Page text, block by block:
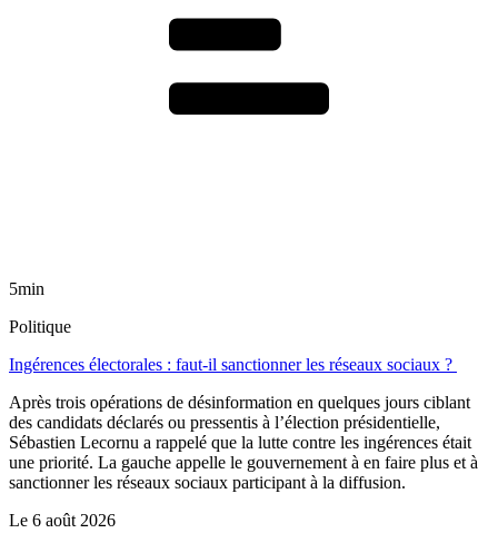
5min
Politique
Ingérences électorales : faut-il sanctionner les réseaux sociaux ?
Après trois opérations de désinformation en quelques jours ciblant
des candidats déclarés ou pressentis à l’élection présidentielle,
Sébastien Lecornu a rappelé que la lutte contre les ingérences était
une priorité. La gauche appelle le gouvernement à en faire plus et à
sanctionner les réseaux sociaux participant à la diffusion.
Le 6 août 2026